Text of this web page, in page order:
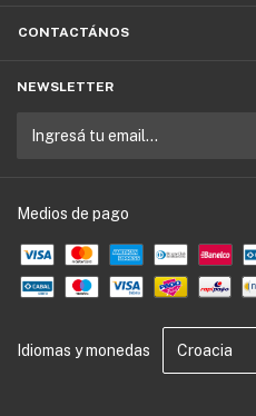
CONTACTÁNOS
NEWSLETTER
Medios de pago
Idiomas y monedas